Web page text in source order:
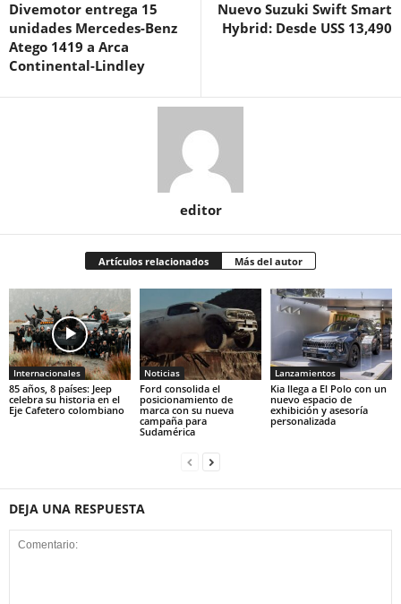
Divemotor entrega 15
unidades Mercedes-Benz
Atego 1419 a Arca
Continental-Lindley
Nuevo Suzuki Swift Smart
Hybrid: Desde USS 13,490
editor
Artículos relacionados Más del autor
Internacionales
85 años, 8 países: Jeep
celebra su historia en el
Eje Cafetero colombiano
Noticias
Ford consolida el
posicionamiento de
marca con su nueva
campaña para
Sudamérica
Lanzamientos
Kia llega a El Polo con un
nuevo espacio de
exhibición y asesoría
personalizada
DEJA UNA RESPUESTA